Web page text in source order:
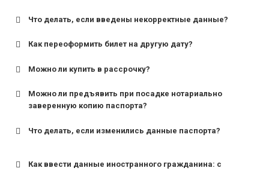
Что делать, если введены некорректные данные?
Как переоформить билет на другую дату?
Можно ли купить в рассрочку?
Можно ли предъявить при посадке нотариально
заверенную копию паспорта?
Что делать, если изменились данные паспорта?
Как ввести данные иностранного гражданина: с